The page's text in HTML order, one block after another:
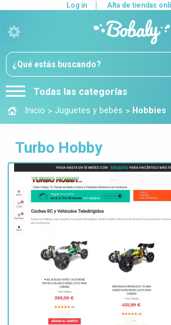
Todas las categorías
Log in Alta de tiendas
Inicio > Juguetes y bebés > Hobbies
Turbo Hobby